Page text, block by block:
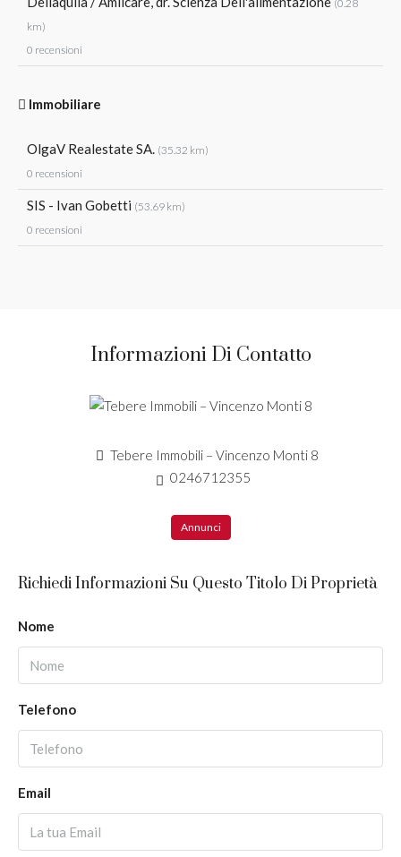
(0.28
km)
0 recensioni
Immobiliare
OlgaV Realestate SA. (35.32 km)
0 recensioni
SIS - Ivan Gobetti (53.69 km)
0 recensioni
Informazioni Di Contatto
Tebere Immobili – Vincenzo Monti 8
0246712355
Annunci
Richiedi Informazioni Su Questo Titolo Di Proprietà
Nome
Telefono
Email